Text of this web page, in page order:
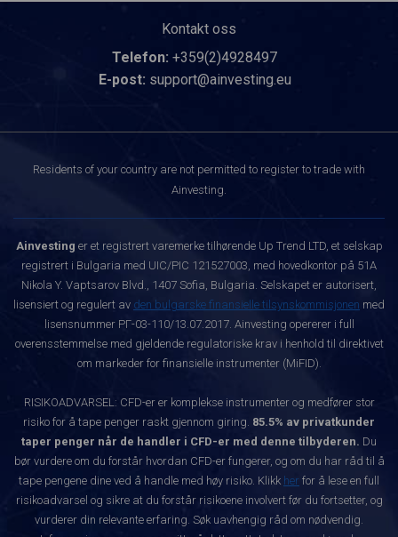
Kontakt oss
Telefon: +359(2)4928497
E-post: support@ainvesting.eu
Residents of your country are not permitted to register to trade with
Ainvesting.
Ainvesting er et registrert varemerke tilhørende Up Trend LTD, et selskap
registrert i Bulgaria med UIC/PIC 121527003, med hovedkontor på 51A
Nikola Y. Vaptsarov Blvd., 1407 Sofia, Bulgaria. Selskapet er autorisert,
lisensiert og regulert av den bulgarske finansielle tilsynskommisjonen med
lisensnummer РГ-03-110/13.07.2017. Ainvesting opererer i full
overensstemmelse med gjeldende regulatoriske krav i henhold til direktivet
om markeder for finansielle instrumenter (MiFID).
RISIKOADVARSEL: CFD-er er komplekse instrumenter og medfører stor
risiko for å tape penger raskt gjennom giring. 85.5% av privatkunder
taper penger når de handler i CFD-er med denne tilbyderen. Du
bør vurdere om du forstår hvordan CFD-er fungerer, og om du har råd til å
tape pengene dine ved å handle med høy risiko. Klikk her for å lese en full
risikoadvarsel og sikre at du forstår risikoene involvert før du fortsetter, og
vurderer din relevante erfaring. Søk uavhengig råd om nødvendig.